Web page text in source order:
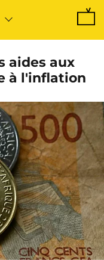
aides aux
à l'inflation